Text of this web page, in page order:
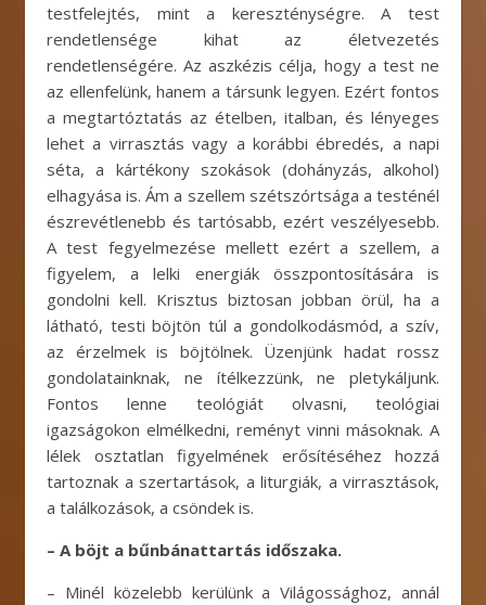
testfelejtés, mint a kereszténységre. A test
rendetlensége kihat az életvezetés
rendetlenségére. Az aszkézis célja, hogy a test ne
az ellenfelünk, hanem a társunk legyen. Ezért fontos
a megtartóztatás az ételben, italban, és lényeges
lehet a virrasztás vagy a korábbi ébredés, a napi
séta, a kártékony szokások (dohányzás, alkohol)
elhagyása is. Ám a szellem szétszórtsága a testénél
észrevétlenebb és tartósabb, ezért veszélyesebb.
A test fegyelmezése mellett ezért a szellem, a
figyelem, a lelki energiák összpontosítására is
gondolni kell. Krisztus biztosan jobban örül, ha a
látható, testi böjtön túl a gondolkodásmód, a szív,
az érzelmek is böjtölnek. Üzenjünk hadat rossz
gondolatainknak, ne ítélkezzünk, ne pletykáljunk.
Fontos lenne teológiát olvasni, teológiai
igazságokon elmélkedni, reményt vinni másoknak. A
lélek osztatlan figyelmének erősítéséhez hozzá
tartoznak a szertartások, a liturgiák, a virrasztások,
a találkozások, a csöndek is.
– A böjt a bűnbánattartás időszaka.
– Minél közelebb kerülünk a Világossághoz, annál